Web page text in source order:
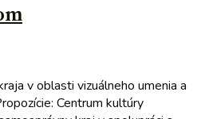
v oblasti vizuálneho umenia a
Centrum kultúry